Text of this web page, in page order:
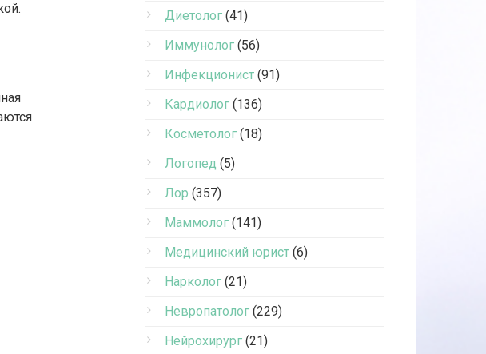
Диетолог (41)
Иммунолог (56)
Инфекционист (91)
Кардиолог (136)
Косметолог (18)
Логопед (5)
Лор (357)
Маммолог (141)
Медицинский юрист (6)
Нарколог (21)
Невропатолог (229)
Нейрохирург (21)